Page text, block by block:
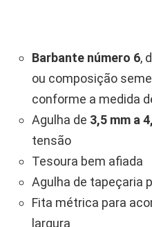
Barbante número 6,
ou composição
conforme a medida
Agulha de 3,5 mm a
tensão
Tesoura bem afiada
Agulha de tapeçaria
Fita métrica para
largura